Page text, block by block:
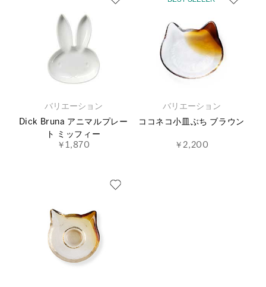
バリエーション
Dick Bruna アニマルプレー
ト ミッフィー
￥1,870
バリエーション
ココネコ小皿ぶち ブラウン
￥2,200